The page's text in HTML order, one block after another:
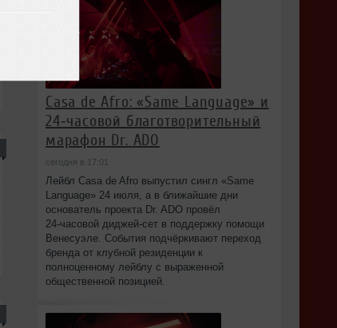
Casa de Afro: «Same Language» и
24‑часовой благотворительный
марафон Dr. ADO
сегодня в 17:01
Лейбл Casa de Afro выпустил сингл «Same
Language» 24 июля, а в ближайшие дни
основатель проекта Dr. ADO провёл
24‑часовой диджей‑сет в поддержку помощи
Венесуэле. События подчёркивают переход
бренда от клубной резиденции к
полноценному лейблу с выраженной
общественной позицией.